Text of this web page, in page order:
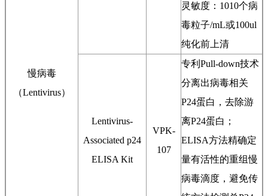
慢病毒
（Lentivirus）
灵敏度：1010个病
毒粒子/mL或100ul
纯化前上清
Lentivirus-
Associated p24
ELISA Kit
VPK-
107
专利Pull-down技术
分离出病毒相关
P24蛋白，去除游
离P24蛋白；
ELISA方法精确定
量有活性的重组慢
病毒滴度，避免传